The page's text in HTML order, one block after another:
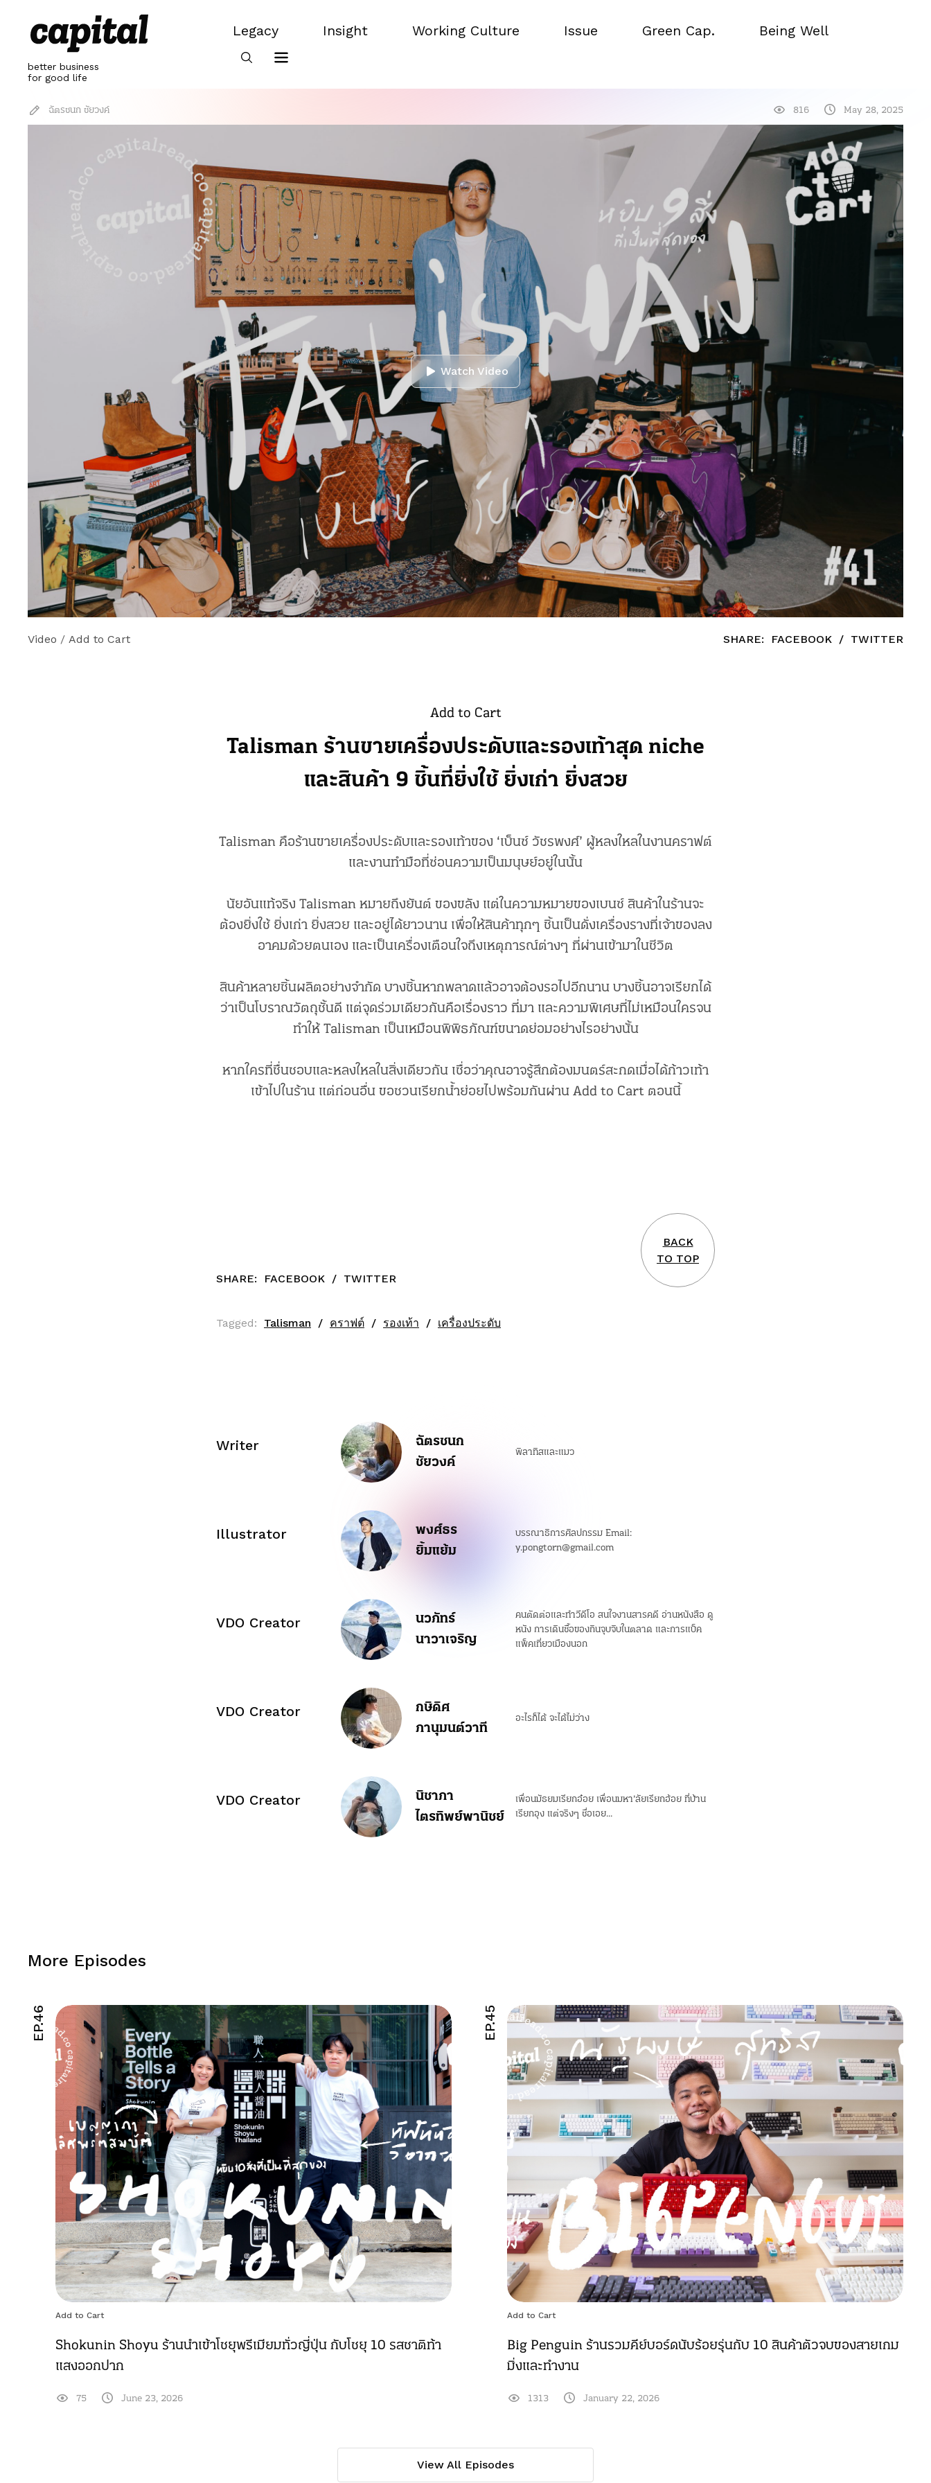
content
better business
for good life
Legacy
Legacy
Insight
Working Culture
Issue
Green Cap.
Being Well
ฉัตรชนก ชัยวงค์ 816 May 28, 2025
Watch Video
Video / Add to Cart SHARE: FACEBOOK / TWITTER
Add to Cart
Talisman ร้านขายเครื่องประดับและรองเท้าสุด niche
และสินค้า 9 ชิ้นที่ยิ่งใช้ ยิ่งเก่า ยิ่งสวย
Talisman คือร้านขายเครื่องประดับและรองเท้าของ ‘เบ็นซ์ วัชรพงศ์’ ผู้หลงใหลในงานคราฟต์
และงานทำมือที่ซ่อนความเป็นมนุษย์อยู่ในนั้น
นัยอันแท้จริง Talisman หมายถึงยันต์ ของขลัง แต่ในความหมายของเบนซ์ สินค้าในร้านจะ
ต้องยิ่งใช้ ยิ่งเก่า ยิ่งสวย และอยู่ได้ยาวนาน เพื่อให้สินค้าทุกๆ ชิ้นเป็นดั่งเครื่องรางที่เจ้าของลง
อาคมด้วยตนเอง และเป็นเครื่องเตือนใจถึงเหตุการณ์ต่างๆ ที่ผ่านเข้ามาในชีวิต
สินค้าหลายชิ้นผลิตอย่างจำกัด บางชิ้นหากพลาดแล้วอาจต้องรอไปอีกนาน บางชิ้นอาจเรียกได้
ว่าเป็นโบราณวัตถุชั้นดี แต่จุดร่วมเดียวกันคือเรื่องราว ที่มา และความพิเศษที่ไม่เหมือนใครจน
ทำให้ Talisman เป็นเหมือนพิพิธภัณฑ์ขนาดย่อมอย่างไรอย่างนั้น
หากใครที่ชื่นชอบและหลงใหลในสิ่งเดียวกัน เชื่อว่าคุณอาจรู้สึกต้องมนตร์สะกดเมื่อได้ก้าวเท้า
เข้าไปในร้าน แต่ก่อนอื่น ขอชวนเรียกน้ำย่อยไปพร้อมกันผ่าน Add to Cart ตอนนี้
SHARE: FACEBOOK / TWITTER
BACK
TO TOP
Tagged: Talisman คราฟต์ รองเท้า เครื่องประดับ
Writer
ฉัตรชนก
ชัยวงค์
พิลาทิสและแมว
Illustrator
พงศ์ธร
ยิ้มแย้ม
บรรณาธิการศิลปกรรม Email:
y.pongtorn@gmail.com
VDO Creator
นวภัทร์
นาวาเจริญ
คนตัดต่อและทำวีดีโอ สนใจงานสารคดี อ่านหนังสือ ดู
หนัง การเดินซื้อของกินจุบจิบในตลาด และการแบ็ค
แพ็คเที่ยวเมืองนอก
VDO Creator
กษิดิศ
ภานุมนต์วาที
อะไรก็ได้ จะได้ไม่ว่าง
VDO Creator
นิชาภา
ไตรทิพย์พานิชย์
เพื่อนมัธยมเรียกอ๋อย เพื่อนมหา’ลัยเรียกอ้อย ที่บ้าน
เรียกอุง แต่จริงๆ ชื่อเอย...
More Episodes
Add to Cart
Shokunin Shoyu ร้านนำเข้าโชยุพรีเมียมทั่วญี่ปุ่น กับโชยุ 10 รสชาติท้า
แสงออกปาก
EP.46
75 June 23, 2026
Add to Cart
Big Penguin ร้านรวมคีย์บอร์ดนับร้อยรุ่นกับ 10 สินค้าตัวจบของสายเกม
มิ่งและทำงาน
EP.45
1313 January 22, 2026
View All Episodes